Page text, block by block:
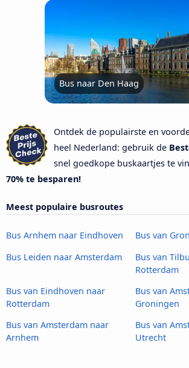
Bus naar Den Haag
Ontdek de populairste en
heel Nederland: gebruik de
snel goedkope buskaartjes te
70% te besparen!
Meest populaire busroutes
Bus Arnhem naar Eindhoven
Bus van
Bus Leiden naar Amsterdam
Bus van
Rotterdam
Bus van Eindhoven naar
Rotterdam
Bus van
Groningen
Bus van Amsterdam naar
Arnhem
Bus van
Utrecht